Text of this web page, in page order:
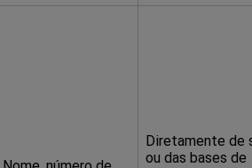
Diretamente de
ou das bases de